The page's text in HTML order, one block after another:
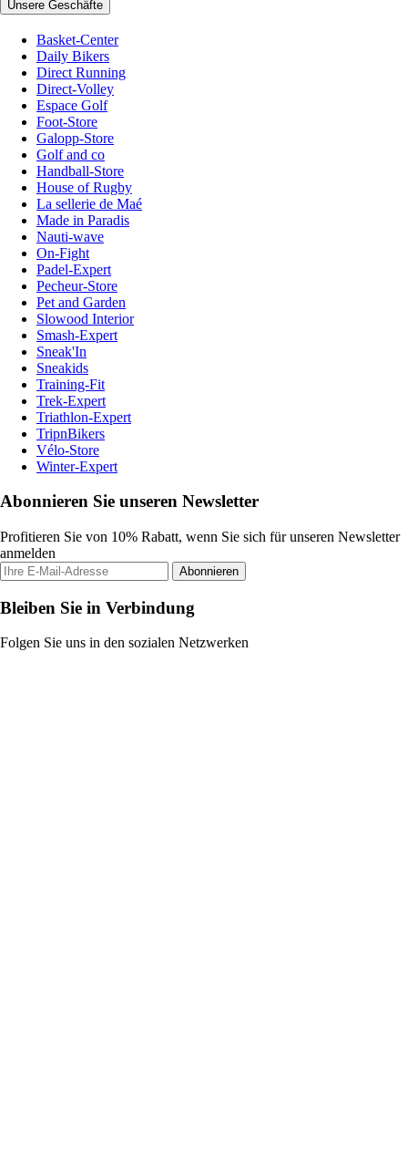
Unsere Geschäfte
Basket-Center
Daily Bikers
Direct Running
Direct-Volley
Espace Golf
Foot-Store
Galopp-Store
Golf and co
Handball-Store
House of Rugby
La sellerie de Maé
Made in Paradis
Nauti-wave
On-Fight
Padel-Expert
Pecheur-Store
Pet and Garden
Slowood Interior
Smash-Expert
Sneak'In
Sneakids
Training-Fit
Trek-Expert
Triathlon-Expert
TripnBikers
Vélo-Store
Winter-Expert
Abonnieren Sie unseren Newsletter
Profitieren Sie von 10% Rabatt, wenn Sie sich für unseren Newsletter
anmelden
Abonnieren
Bleiben Sie in Verbindung
Folgen Sie uns in den sozialen Netzwerken